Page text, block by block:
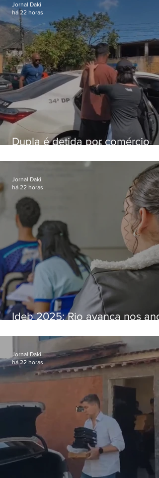
Dupla é detida por comércio
Bangu
Jornal Daki
há 22 horas
Ideb 2025: Rio avança nos
nacional
Jornal Daki
há 22 horas
Jornal Daki
há 22 horas